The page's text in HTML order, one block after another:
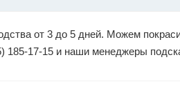
от 3 до 5 дней. Можем
185-17-15 и наши менеджеры